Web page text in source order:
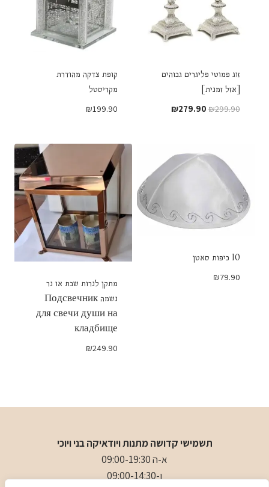
זוג פמוטי פליגרים גבוהים
[אזל זמנית]
₪299.90
המחיר
₪279.90 המחיר
קופת צדקה מהודרת
מקריסטל
₪199.90
10 כיפות סאטן
₪79.90
מתקן לנרות שבת או נר
נשמה Подсвечник
для свечи души на
кладбище
₪249.90
תשמישי קדושה מתנות ויודאיקה בני ויוכי
א-ה 09:00-19:30
ו-09:00-14:30